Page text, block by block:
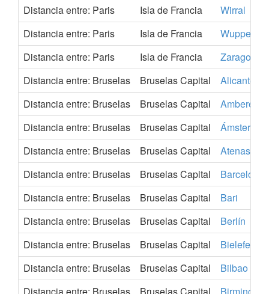
Distancia entre: Paris
Isla de Francia
Wirral
Distancia entre: Paris
Isla de Francia
Wuppertal
Distancia entre: Paris
Isla de Francia
Zaragoza
Distancia entre: Bruselas
Bruselas Capital
Alicante
Distancia entre: Bruselas
Bruselas Capital
Amberes
Distancia entre: Bruselas
Bruselas Capital
Ámsterdam
Distancia entre: Bruselas
Bruselas Capital
Atenas
Distancia entre: Bruselas
Bruselas Capital
Barcelona
Distancia entre: Bruselas
Bruselas Capital
Bari
Distancia entre: Bruselas
Bruselas Capital
Berlín
Distancia entre: Bruselas
Bruselas Capital
Bielefeld
Distancia entre: Bruselas
Bruselas Capital
Bilbao